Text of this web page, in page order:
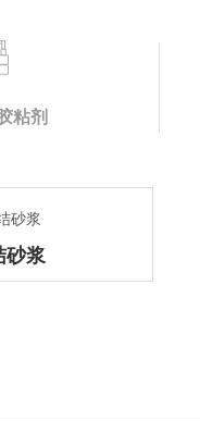
粘剂
砂浆